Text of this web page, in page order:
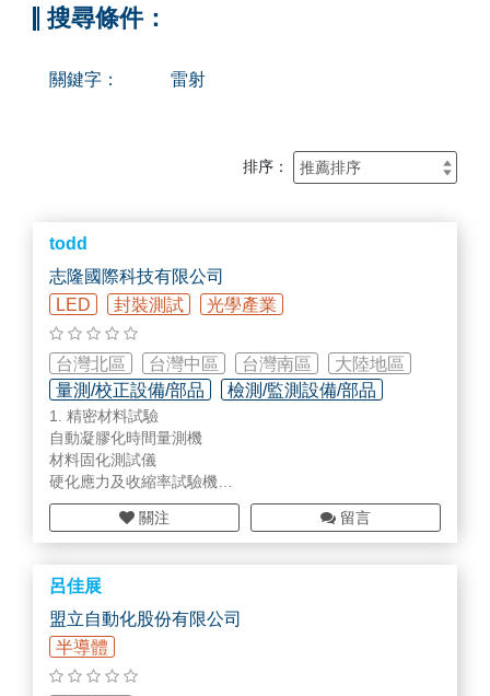
搜尋條件：
關鍵字： 雷射
排序：
todd
志隆國際科技有限公司
LED
封裝測試 光學產業
台灣北區 台灣中區 台灣南區
大陸地區
量測/校正設備/部品
檢測/監測設備/部品
1. 精密材料試驗
自動凝膠化時間量測機
材料固化測試儀
硬化應力及收縮率試驗機
UV硬化量測機
材料熱擴散率量測儀
2. 表面形貌及尺寸量測
3D雷射表面粗度輪廓計
非球面輪廓量測儀
5軸全周輪廓量測機
精密齒輪量測儀
超精加工模仁輪廓量測儀
關注 留言
呂佳展
盟立自動化股份有限公司
半導體